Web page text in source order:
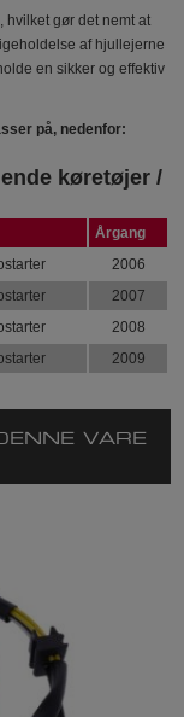
, hvilket gør det nemt at
af hjullejerne
en sikker og effektiv
på, nedenfor:
køretøjer /
Årgang
2006
2007
2008
2009
VARE